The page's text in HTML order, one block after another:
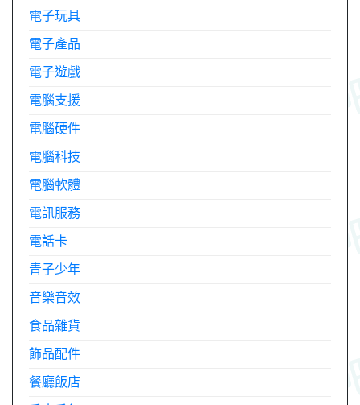
電子玩具
電子產品
電子遊戲
電腦支援
電腦硬件
電腦科技
電腦軟體
電訊服務
電話卡
青子少年
音樂音效
食品雜貨
飾品配件
餐廳飯店